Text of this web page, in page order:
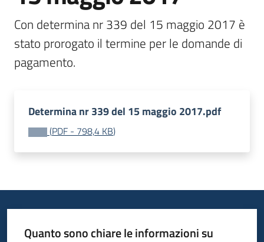
atti
bandi
Menu selezionato
programmi
Agricoltura
Seguici
Con determina nr 339 del 15 maggio 2017 è
stato prorogato il termine per le domande di
pagamento.
Determina nr 339 del 15 maggio 2017.pdf
(PDF - 798,4 KB)
Quanto sono chiare le informazioni su